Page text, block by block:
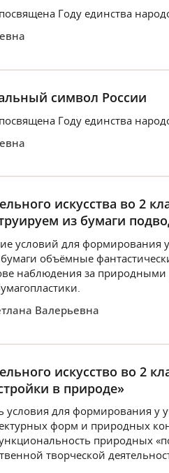
Году единства
символ России
Году единства
искусства во 2
из бумаги
условий для формирования
бумаги объёмные
наблюдения за
Валерьевна
искусство во 2
в природе»
условия для формирования у
форм и природных
природных
творческой